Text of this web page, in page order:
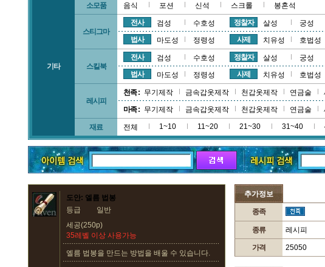
기타
소모품 음식 포션 신석 스크롤 봉혼석
스티그마
전사 검성 수호성 정찰자 살성
궁성
법사
마도성 정령성 사제 치유성 호법성
스킬북
전사 검성 수호성 정찰자 살성
궁성
법사
마도성 정령성 사제 치유성 호법성
레시피
천족 : 무기제작 금속갑옷제작 천갑옷제작 연금술
마족 : 무기제작 금속갑옷제작 천갑옷제작 연금술
재료 전체 1~10 11~20 21~30 31~40
도안: 엘름 법봉
등급
일반
세공(250p)
35레벨 이상 사용가능
엘름 법봉을 만드는 방법을 배울 수 있습니다.
추가정보
종족
종류 레시피
가격 25050